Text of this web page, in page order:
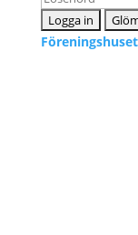
Föreningshuset